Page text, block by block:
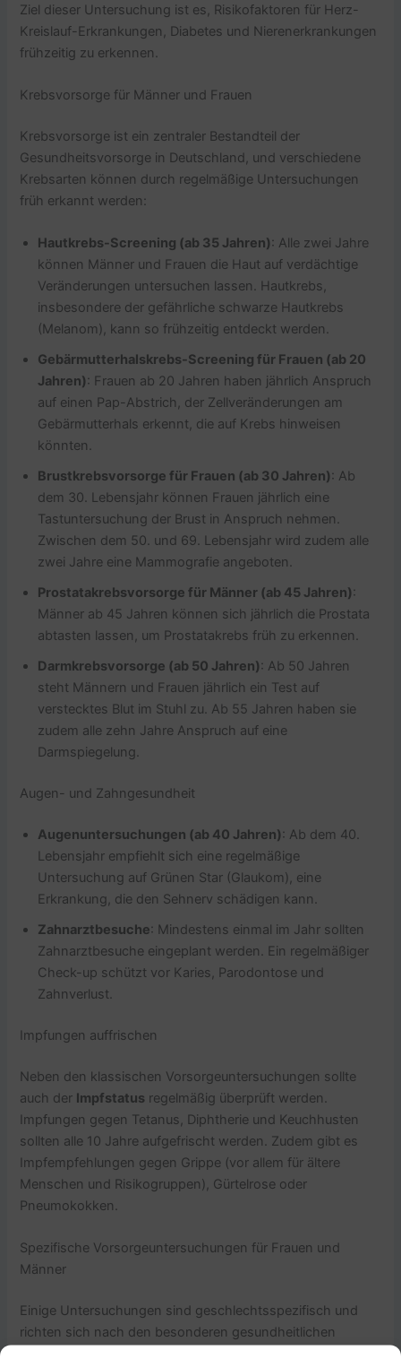
Ziel dieser Untersuchung ist es, Risikofaktoren für Herz-
Kreislauf-Erkrankungen, Diabetes und Nierenerkrankungen
frühzeitig zu erkennen.
Krebsvorsorge für Männer und Frauen
Krebsvorsorge ist ein zentraler Bestandteil der
Gesundheitsvorsorge in Deutschland, und verschiedene
Krebsarten können durch regelmäßige Untersuchungen
früh erkannt werden:
Hautkrebs-Screening (ab 35 Jahren): Alle zwei Jahre
können Männer und Frauen die Haut auf verdächtige
Veränderungen untersuchen lassen. Hautkrebs,
insbesondere der gefährliche schwarze Hautkrebs
(Melanom), kann so frühzeitig entdeckt werden.
Gebärmutterhalskrebs-Screening für Frauen (ab 20
Jahren): Frauen ab 20 Jahren haben jährlich Anspruch
auf einen Pap-Abstrich, der Zellveränderungen am
Gebärmutterhals erkennt, die auf Krebs hinweisen
könnten.
Brustkrebsvorsorge für Frauen (ab 30 Jahren): Ab
dem 30. Lebensjahr können Frauen jährlich eine
Tastuntersuchung der Brust in Anspruch nehmen.
Zwischen dem 50. und 69. Lebensjahr wird zudem alle
zwei Jahre eine Mammografie angeboten.
Prostatakrebsvorsorge für Männer (ab 45 Jahren):
Männer ab 45 Jahren können sich jährlich die Prostata
abtasten lassen, um Prostatakrebs früh zu erkennen.
Darmkrebsvorsorge (ab 50 Jahren): Ab 50 Jahren
steht Männern und Frauen jährlich ein Test auf
verstecktes Blut im Stuhl zu. Ab 55 Jahren haben sie
zudem alle zehn Jahre Anspruch auf eine
Darmspiegelung.
Augen- und Zahngesundheit
Augenuntersuchungen (ab 40 Jahren): Ab dem 40.
Lebensjahr empfiehlt sich eine regelmäßige
Untersuchung auf Grünen Star (Glaukom), eine
Erkrankung, die den Sehnerv schädigen kann.
Zahnarztbesuche: Mindestens einmal im Jahr sollten
Zahnarztbesuche eingeplant werden. Ein regelmäßiger
Check-up schützt vor Karies, Parodontose und
Zahnverlust.
Impfungen auffrischen
Neben den klassischen Vorsorgeuntersuchungen sollte
auch der Impfstatus regelmäßig überprüft werden.
Impfungen gegen Tetanus, Diphtherie und Keuchhusten
sollten alle 10 Jahre aufgefrischt werden. Zudem gibt es
Impfempfehlungen gegen Grippe (vor allem für ältere
Menschen und Risikogruppen), Gürtelrose oder
Pneumokokken.
Spezifische Vorsorgeuntersuchungen für Frauen und
Männer
Einige Untersuchungen sind geschlechtsspezifisch und
richten sich nach den besonderen gesundheitlichen